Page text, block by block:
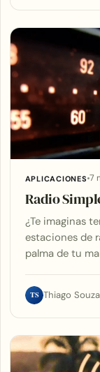
APLICACIONES 7
Radio
¿Te imaginas
estaciones de
palma de tu
TS Thiago Souza